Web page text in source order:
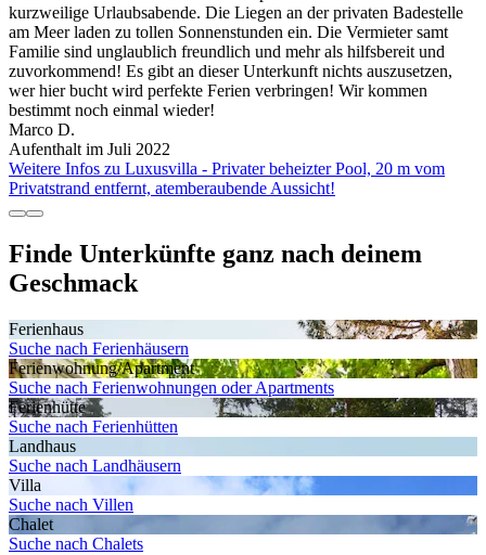
kurzweilige Urlaubsabende. Die Liegen an der privaten Badestelle
am Meer laden zu tollen Sonnenstunden ein. Die Vermieter samt
Familie sind unglaublich freundlich und mehr als hilfsbereit und
zuvorkommend! Es gibt an dieser Unterkunft nichts auszusetzen,
wer hier bucht wird perfekte Ferien verbringen! Wir kommen
bestimmt noch einmal wieder!
Marco D.
Aufenthalt im Juli 2022
Weitere Infos zu Luxusvilla - Privater beheizter Pool, 20 m vom
Privatstrand entfernt, atemberaubende Aussicht!
Finde Unterkünfte ganz nach deinem
Geschmack
Ferienhaus
Suche nach Ferienhäusern
Ferienwohnung/Apartment
Suche nach Ferienwohnungen oder Apartments
Ferienhütte
Suche nach Ferienhütten
Landhaus
Suche nach Landhäusern
Villa
Suche nach Villen
Chalet
Suche nach Chalets